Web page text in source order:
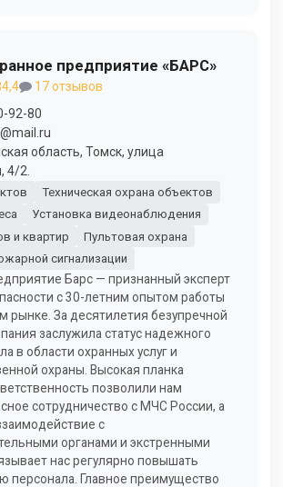
предприятие «БАРС»
17 отзывов
92-80
область, Томск, улица
4/2.
Техническая охрана объектов
Установка видеонаблюдения
и квартир
Пультовая охрана
сигнализации
Барс — признанный эксперт
с 30-летним опытом работы
рынке. За десятилетия безупречной
заслужила статус надежного
в области охранных услуг и
охраны. Высокая планка
позволили нам
сотрудничество с МЧС России, а
с
органами и экстренными
нас регулярно повышать
персонала. Главное преимущество